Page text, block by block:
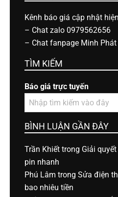
Kênh báo giá cập nhật
– Chat zalo 0979562656
– Chat fanpage Minh
TÌM KIẾM
Báo giá trực tuyến
BÌNH LUẬN GẦN ĐÂY
Trần Khiết trong Giải
pin nhanh
Phú Lâm trong Sửa điện
bao nhiêu tiền